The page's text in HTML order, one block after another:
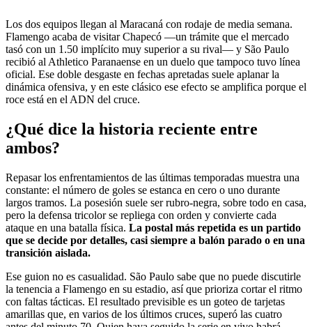
Los dos equipos llegan al Maracaná con rodaje de media semana.
Flamengo acaba de visitar Chapecó —un trámite que el mercado
tasó con un 1.50 implícito muy superior a su rival— y São Paulo
recibió al Athletico Paranaense en un duelo que tampoco tuvo línea
oficial. Ese doble desgaste en fechas apretadas suele aplanar la
dinámica ofensiva, y en este clásico ese efecto se amplifica porque el
roce está en el ADN del cruce.
¿Qué dice la historia reciente entre
ambos?
Repasar los enfrentamientos de las últimas temporadas muestra una
constante: el número de goles se estanca en cero o uno durante
largos tramos. La posesión suele ser rubro-negra, sobre todo en casa,
pero la defensa tricolor se repliega con orden y convierte cada
ataque en una batalla física. La postal más repetida es un partido
que se decide por detalles, casi siempre a balón parado o en una
transición aislada.
Ese guion no es casualidad. São Paulo sabe que no puede discutirle
la tenencia a Flamengo en su estadio, así que prioriza cortar el ritmo
con faltas tácticas. El resultado previsible es un goteo de tarjetas
amarillas que, en varios de los últimos cruces, superó las cuatro